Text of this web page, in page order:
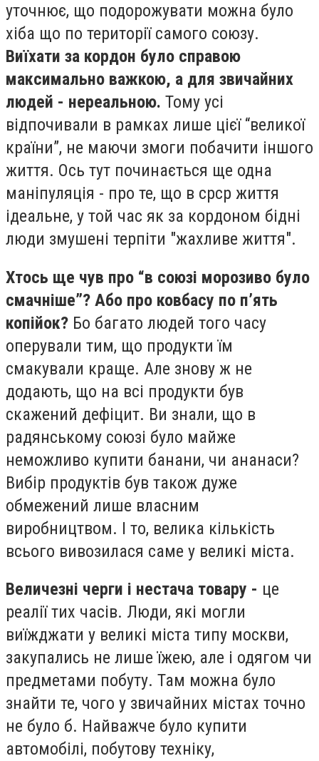
уточнює, що подорожувати можна було
хіба що по території самого союзу.
Виїхати за кордон було справою
максимально важкою, а для звичайних
людей - нереальною. Тому усі
відпочивали в рамках лише цієї “великої
країни”, не маючи змоги побачити іншого
життя. Ось тут починається ще одна
маніпуляція - про те, що в срср життя
ідеальне, у той час як за кордоном бідні
люди змушені терпіти "жахливе життя".
Хтось ще чув про “в союзі морозиво було
смачніше”? Або про ковбасу по п’ять
копійок? Бо багато людей того часу
оперували тим, що продукти їм
смакували краще. Але знову ж не
додають, що на всі продукти був
скажений дефіцит. Ви знали, що в
радянському союзі було майже
неможливо купити банани, чи ананаси?
Вибір продуктів був також дуже
обмежений лише власним
виробництвом. І то, велика кількість
всього вивозилася саме у великі міста.
Величезні черги і нестача товару - це
реалії тих часів. Люди, які могли
виїжджати у великі міста типу москви,
закупались не лише їжею, але і одягом чи
предметами побуту. Там можна було
знайти те, чого у звичайних містах точно
не було б. Найважче було купити
автомобілі, побутову техніку,